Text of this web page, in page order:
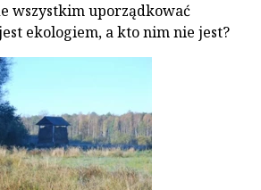
wszystkim uporządkować
ekologiem, a kto nim nie jest?